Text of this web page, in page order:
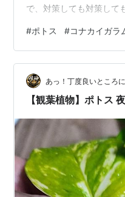
で、対策しても対策して
から知らぬ間に移って来
がつくと奴らはこっそり
に入って来たり、また、
たり、見つける度にイラ
のが得意になってしまっ
#ポトス #コナカイガラ
あっ！丁度良いところ
【観葉植物】ポトス